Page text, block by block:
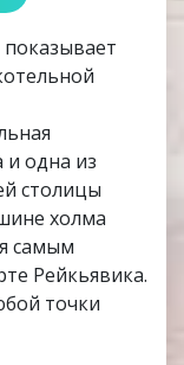
и одна из
столицы
холма
самым
Рейкьявика.
точки